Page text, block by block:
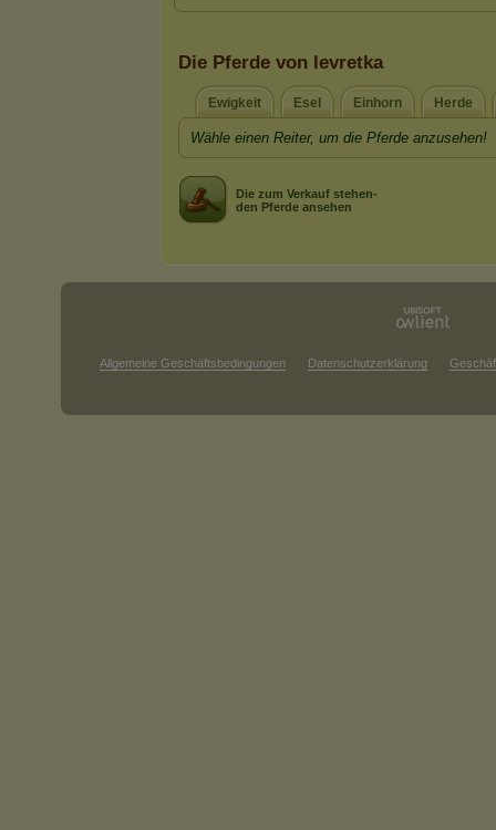
Die Pferde von levretka
Ewigkeit Esel Einhorn Herde
Wähle einen Reiter, um die Pferde anzusehen!
Die zum Verkauf stehen-
den Pferde ansehen
Allgemeine Geschäftsbedingungen Datenschutzerklärung